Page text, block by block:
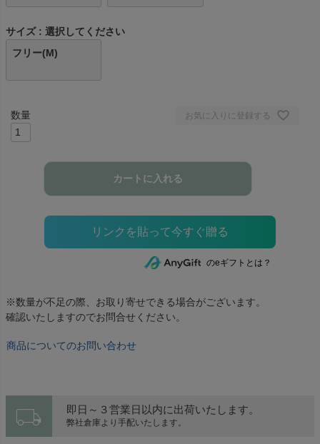
サイズ
選択してください
フリー(M)
お気に入りに登録する
カートに入れる
のeギフトとは？
※数量が不足の際、お取り寄せできる場合がございます。
確認いたしますのでお問合せください。
商品についてのお問い合わせ
local_shipping 即日～３営業日以内に出荷いたします。
弊社倉庫より手配いたします。